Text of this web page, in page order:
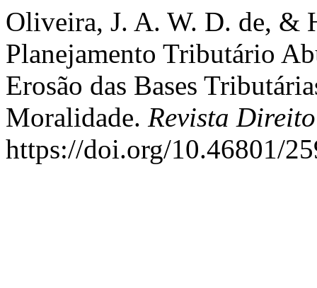
Oliveira, J. A. W. D. de, &
Planejamento Tributário
Erosão das Bases
Moralidade. Revista
https://doi.org/10.46801/